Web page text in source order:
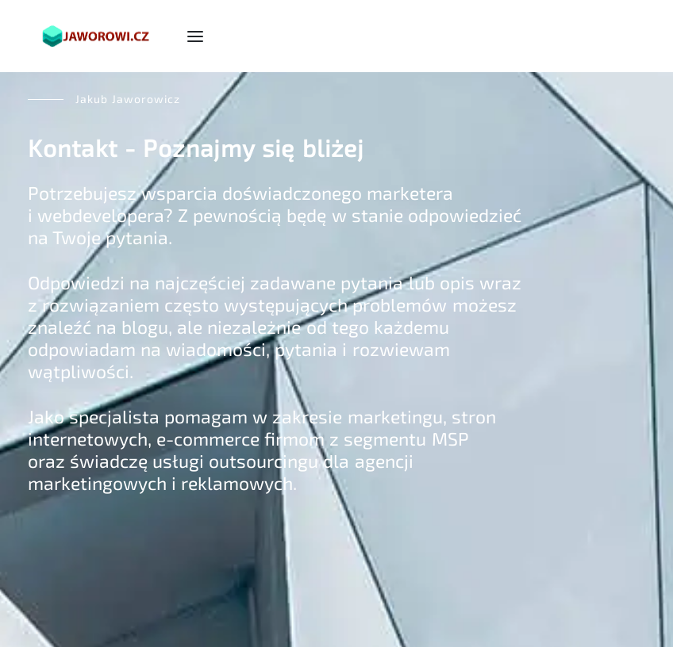
Jakub Jaworowicz
Kontakt - Poznajmy się bliżej
Potrzebujesz wsparcia doświadczonego marketera
i webdevelopera? Z pewnością będę w stanie odpowiedzieć
na Twoje pytania.
Odpowiedzi na najczęściej zadawane pytania lub opis wraz
z rozwiązaniem często występujących problemów możesz
znaleźć na blogu, ale niezależnie od tego każdemu
odpowiadam na wiadomości, pytania i rozwiewam
wątpliwości.
Jako specjalista pomagam w zakresie marketingu, stron
internetowych, e-commerce firmom z segmentu MSP
oraz świadczę usługi outsourcingu dla agencji
marketingowych i reklamowych.